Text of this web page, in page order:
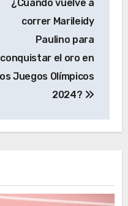
¿Cuándo vuelve a
correr Marileidy
Paulino para
conquistar el oro en
los Juegos Olímpicos
2024?